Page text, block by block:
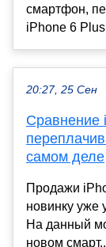
смартфон,
iPhone 6
20:27, 25 Сен
Сравнение
самом деле
Продажи
новинку уже
На данный
новом